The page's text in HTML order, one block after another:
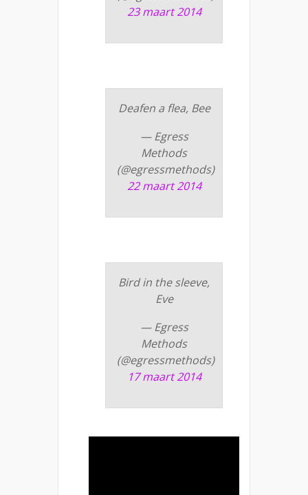
23 maart 2014
Deafen a flea, Bee
— Egress
Methods
(@egressmethods)
22 maart 2014
Bird in the sleeve,
Eve
— Egress
Methods
(@egressmethods)
17 maart 2014